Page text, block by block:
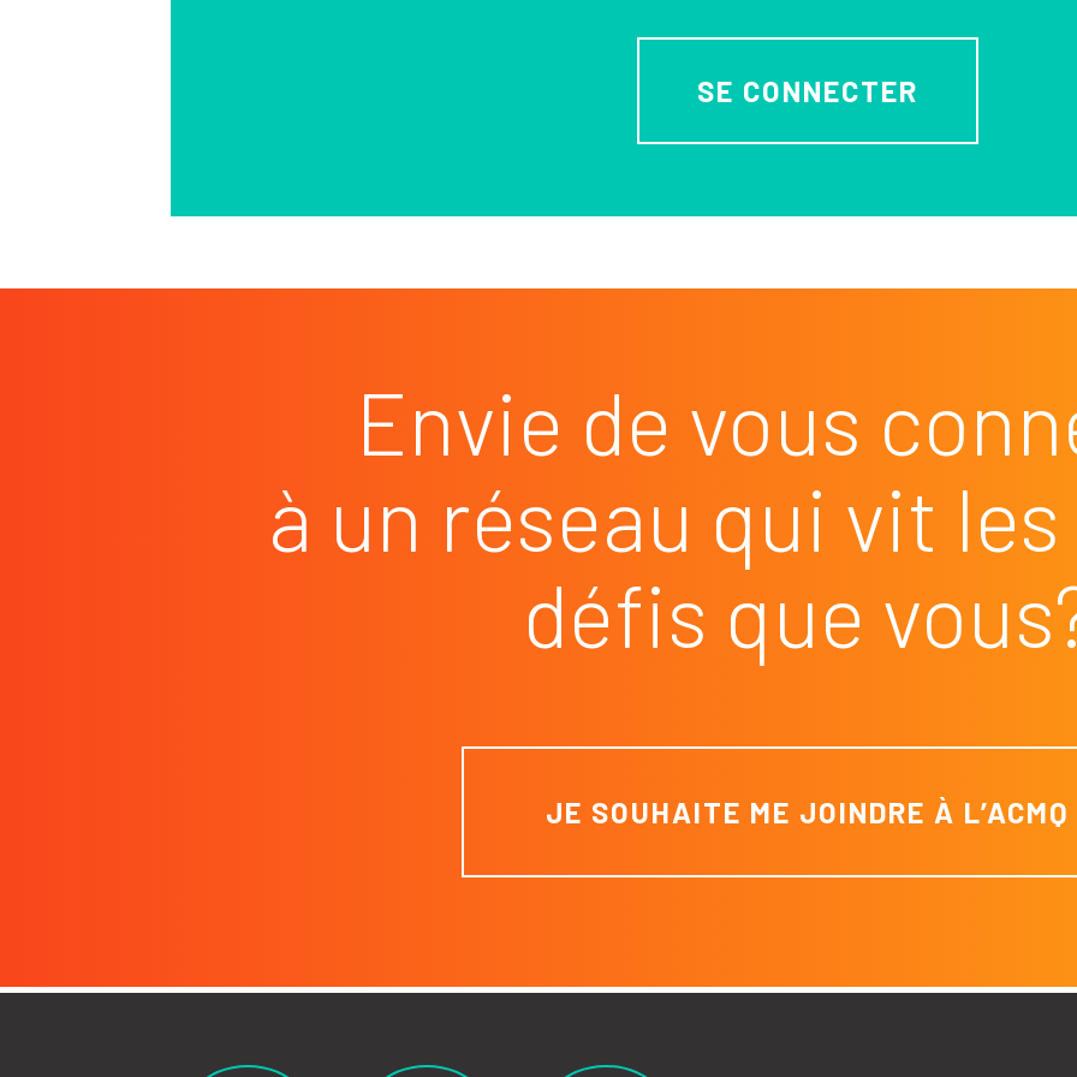
SE CONNECTER
Envie de vous
à un réseau qui vit
défis que
JE SOUHAITE ME JOINDRE À L’ACMQ